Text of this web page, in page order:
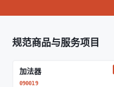
规范商品与服务项目
加法器
090019